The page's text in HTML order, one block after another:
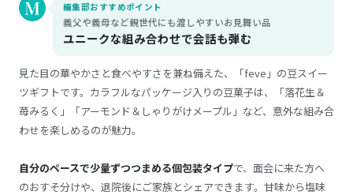
編集部おすすめポイント
義父や義母など親世代にも渡しやすいお見舞い品
ユニークな組み合わせで会話も弾む
見た目の華やかさと食べやすさを兼ね備えた、「feve」の豆スイー
ツギフトです。カラフルなパッケージ入りの豆菓子は、「落花生＆
苺みるく」「アーモンド＆しゃりがけメープル」など、意外な組み合
わせを楽しめるのが魅力。
自分のペースで少量ずつつまめる個包装タイプで、面会に来た方へ
のおすそ分けや、退院後にご家族とシェアできます。甘味から塩味